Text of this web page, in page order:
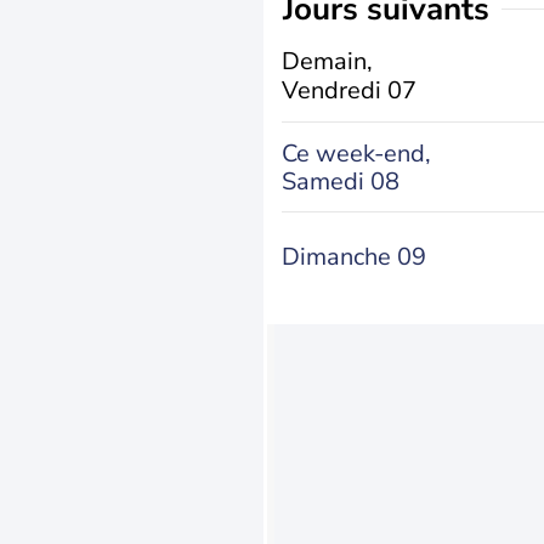
jours suivants
Demain,
Vendredi 07
Ce week-end,
Samedi 08
Dimanche 09